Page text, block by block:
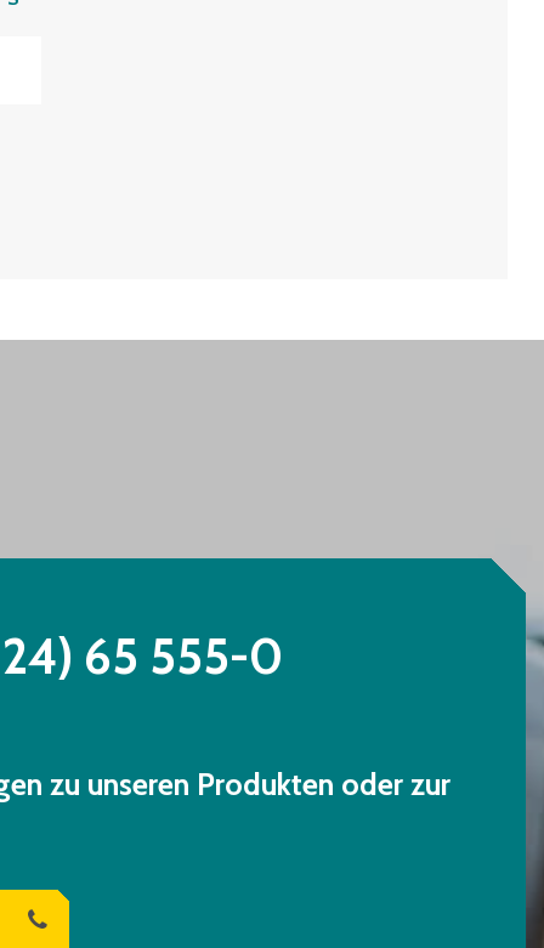
65 555-0
zu unseren Produkten oder zur